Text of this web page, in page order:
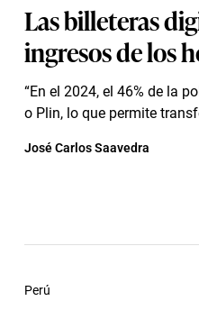
Las billeteras
ingresos de los
“En el 2024, el 46% de la
o Plin, lo que permite
José Carlos Saavedra
Perú